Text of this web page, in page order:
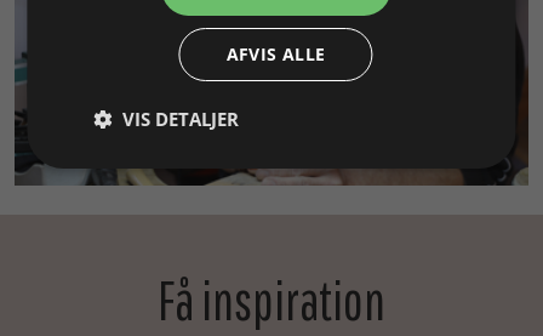
Få inspiration
AFVIS ALLE
VIS DETALJER